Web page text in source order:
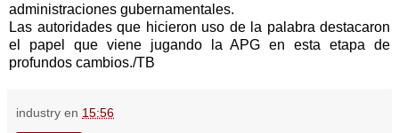
administraciones gubernamentales.
Las autoridades que hicieron uso de la palabra destacaron
el papel que viene jugando la APG en esta etapa de
profundos cambios./TB
industry en 15:56